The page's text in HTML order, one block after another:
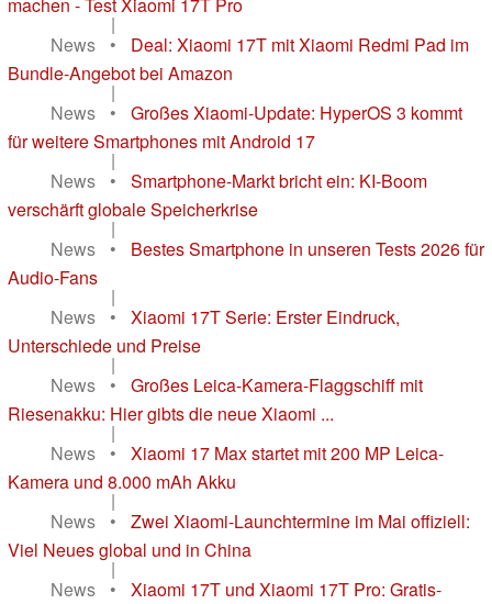
|
News
•
Deal: Xiaomi 17T mit Xiaomi Redmi Pad im
Bundle-Angebot bei Amazon
|
News
•
Großes Xiaomi-Update: HyperOS 3 kommt
für weitere Smartphones mit Android 17
|
News
•
Smartphone-Markt bricht ein: KI-Boom
verschärft globale Speicherkrise
|
News
•
Bestes Smartphone in unseren Tests 2026 für
Audio-Fans
|
News
•
Xiaomi 17T Serie: Erster Eindruck,
Unterschiede und Preise
|
News
•
Großes Leica-Kamera-Flaggschiff mit
Riesenakku: Hier gibts die neue Xiaomi ...
|
News
•
Xiaomi 17 Max startet mit 200 MP Leica-
Kamera und 8.000 mAh Akku
|
News
•
Zwei Xiaomi-Launchtermine im Mai offiziell:
Viel Neues global und in China
|
News
•
Xiaomi 17T und Xiaomi 17T Pro: Gratis-